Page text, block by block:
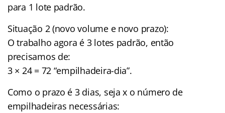
para 1 lote padrão.
Situação 2 (novo volume e novo prazo):
O trabalho agora é 3 lotes padrão, então
precisamos de:
3 × 24 = 72 “empilhadeira-dia”.
Como o prazo é 3 dias, seja x o número de
empilhadeiras necessárias: